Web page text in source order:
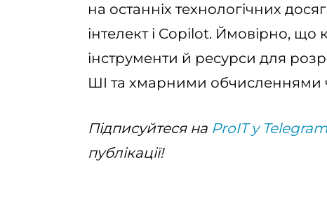
на останніх технологічних
інтелект і Copilot. Ймовірно,
інструменти й ресурси для
ШІ та хмарними обчисленнями
Підписуйтеся на ProIT у Telegram
публікації!